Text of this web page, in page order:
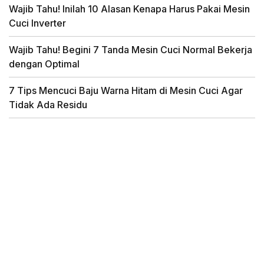
Wajib Tahu! Inilah 10 Alasan Kenapa Harus Pakai Mesin
Cuci Inverter
Wajib Tahu! Begini 7 Tanda Mesin Cuci Normal Bekerja
dengan Optimal
7 Tips Mencuci Baju Warna Hitam di Mesin Cuci Agar
Tidak Ada Residu